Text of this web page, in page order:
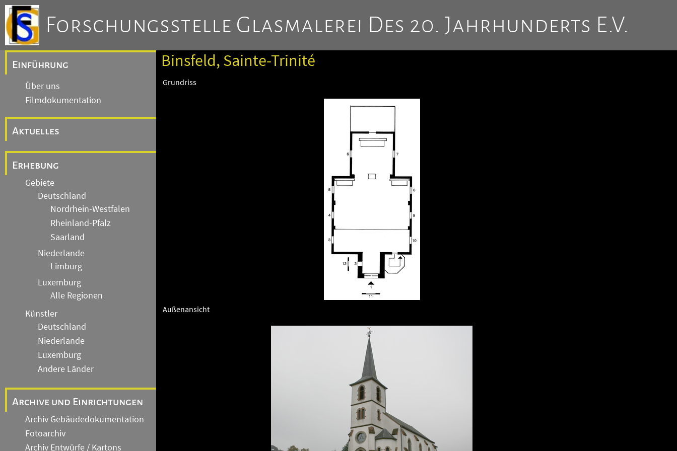
Forschungsstelle Glasmalerei Des 20. Jahrhunderts E.V.
Einführung
Über uns
Filmdokumentation
Aktuelles
Erhebung
Gebiete
Deutschland
Nordrhein-Westfalen
Rheinland-Pfalz
Saarland
Niederlande
Limburg
Luxemburg
Alle Regionen
Künstler
Deutschland
Niederlande
Luxemburg
Andere Länder
Archive und Einrichtungen
Archiv Gebäudedokumentation
Fotoarchiv
Archiv Entwürfe / Kartons
Binsfeld, Sainte-Trinité
Grundriss
Außenansicht